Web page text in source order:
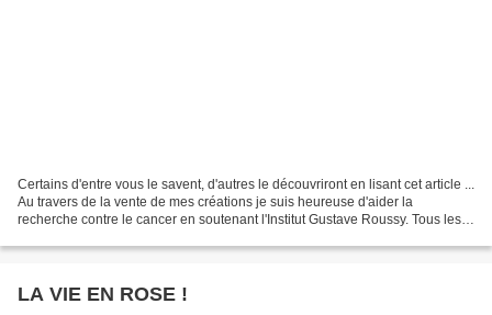
Certains d'entre vous le savent, d'autres le découvriront en lisant cet article ...
Au travers de la vente de mes créations je suis heureuse d'aider la
recherche contre le cancer en soutenant l'Institut Gustave Roussy. Tous les
LA VIE EN ROSE !